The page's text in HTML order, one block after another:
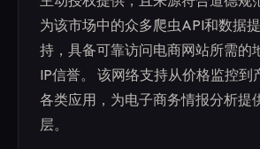
为该市场中的众多爬虫API和数据
持，具备可靠访问电商网站所需的
IP信誉。 该网络支持从价格监控到
各类应用，为电子商务情报分析提
层。